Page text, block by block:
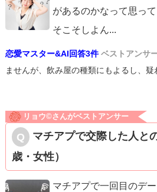
があるのかなって思っ
そこそしよん...
恋愛マスター&AI回答3件 ベストアンサ
ませんが、飲み屋の種類にもよるし、疑
リョウ©️さんがベストアンサー
マチアプで交際した人と
歳・女性）
マチアプで一回目のデ